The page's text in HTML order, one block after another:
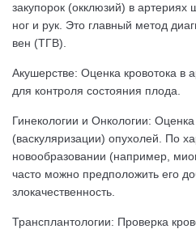
закупорок (окклюзий) в артериях
ног и рук. Это главный метод
вен (ТГВ).
Акушерстве: Оценка кровотока в
для контроля состояния плода.
Гинекологии и Онкологии:
(васкуляризации) опухолей. По
новообразовании (например,
часто можно предположить его
злокачественность.
Трансплантологии: Проверка